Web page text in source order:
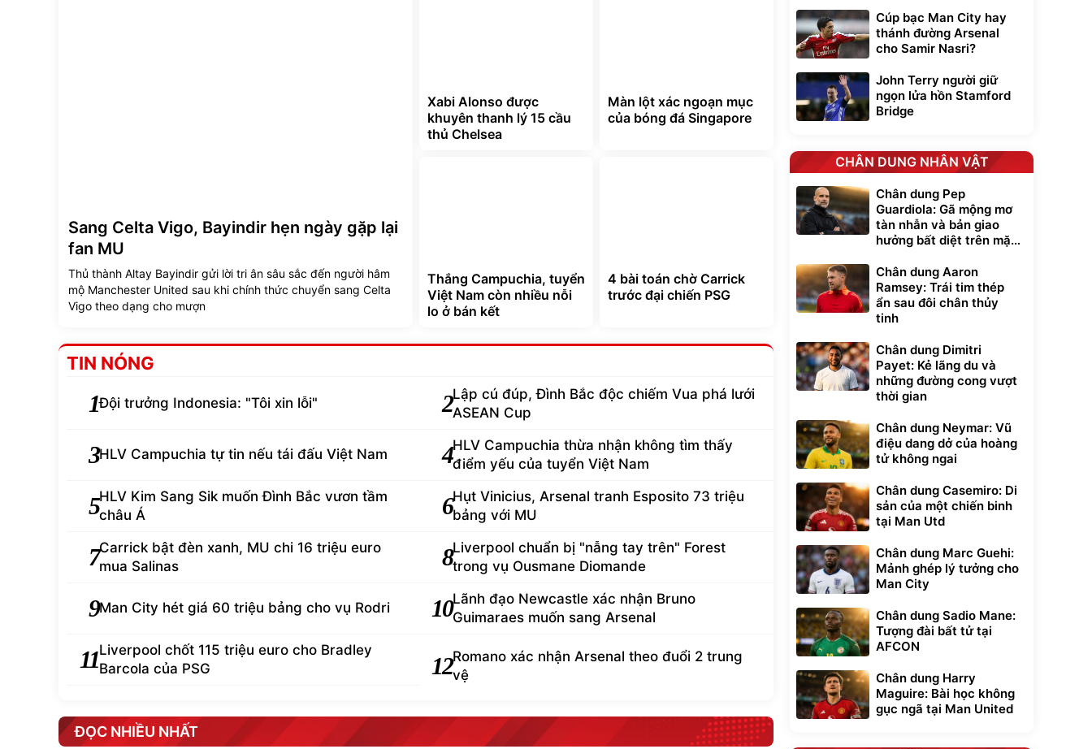
Sang Celta Vigo, Bayindir hẹn ngày gặp lại
fan MU
Thủ thành Altay Bayindir gửi lời tri ân sâu sắc đến người hâm
mộ Manchester United sau khi chính thức chuyển sang Celta
Vigo theo dạng cho mượn
Xabi Alonso được
khuyên thanh lý 15 cầu
thủ Chelsea
Màn lột xác ngoạn mục
của bóng đá Singapore
Thắng Campuchia, tuyển
Việt Nam còn nhiều nỗi
lo ở bán kết
4 bài toán chờ Carrick
trước đại chiến PSG
TIN NÓNG
1Đội trưởng Indonesia: "Tôi xin lỗi" 2Lập cú đúp, Đình Bắc độc chiếm Vua phá lưới
ASEAN Cup
3HLV Campuchia tự tin nếu tái đấu Việt Nam 4HLV Campuchia thừa nhận không tìm thấy
điểm yếu của tuyển Việt Nam
5HLV Kim Sang Sik muốn Đình Bắc vươn tầm
châu Á
6Hụt Vinicius, Arsenal tranh Esposito 73 triệu
bảng với MU
7Carrick bật đèn xanh, MU chi 16 triệu euro
mua Salinas
8Liverpool chuẩn bị "nẫng tay trên" Forest
trong vụ Ousmane Diomande
9Man City hét giá 60 triệu bảng cho vụ Rodri 10Lãnh đạo Newcastle xác nhận Bruno
Guimaraes muốn sang Arsenal
11Liverpool chốt 115 triệu euro cho Bradley
Barcola của PSG
12Romano xác nhận Arsenal theo đuổi 2 trung
vệ
ĐỌC NHIỀU NHẤT
Cúp bạc Man City hay
thánh đường Arsenal
cho Samir Nasri?
John Terry người giữ
ngọn lửa hồn Stamford
Bridge
CHÂN DUNG NHÂN VẬT
Chân dung Pep
Guardiola: Gã mộng mơ
tàn nhẫn và bản giao
hưởng bất diệt trên mặt
Chân dung Aaron
Ramsey: Trái tim thép
ẩn sau đôi chân thủy
tinh
Chân dung Dimitri
Payet: Kẻ lãng du và
những đường cong vượt
thời gian
Chân dung Neymar: Vũ
điệu dang dở của hoàng
tử không ngai
Chân dung Casemiro: Di
sản của một chiến binh
tại Man Utd
Chân dung Marc Guehi:
Mảnh ghép lý tưởng cho
Man City
Chân dung Sadio Mane:
Tượng đài bất tử tại
AFCON
Chân dung Harry
Maguire: Bài học không
gục ngã tại Man United